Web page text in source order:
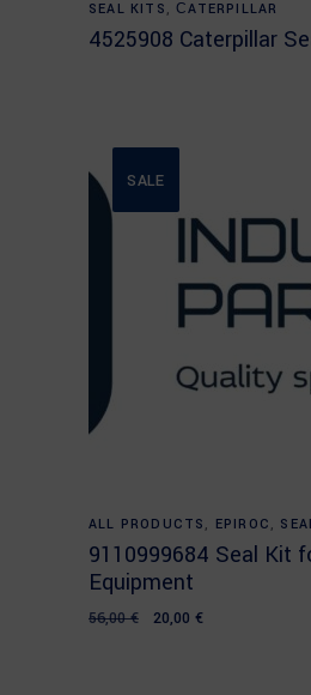
SEAL KITS ,СATERPILLAR
4525908 Caterpillar
SALE
Add to cart
ALL PRODUCTS , EPIROC ,
9110999684 Seal Kit
Equipment
56,00€ Original
20,00 €Current